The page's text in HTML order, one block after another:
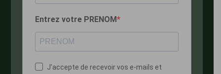
Entrez votre PRENOM
J'accepte de recevoir vos e-mails et